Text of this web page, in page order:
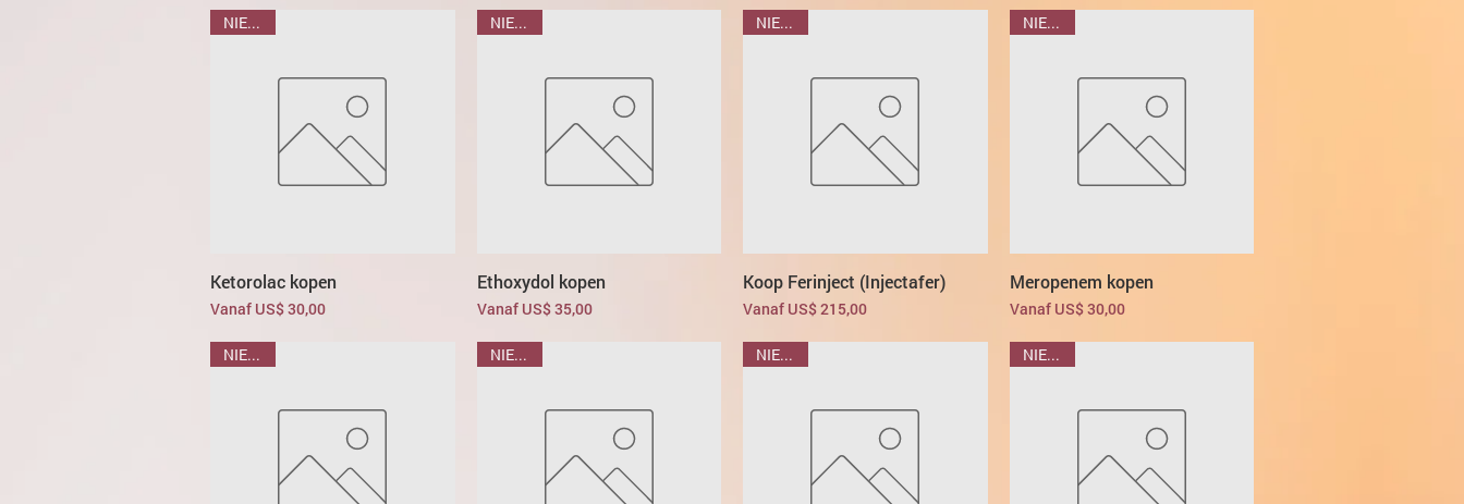
NIEUWE
Ketorolac kopen
Vanaf US$ 30,00
Verkoopprijs
NIEUWE
Ethoxydol kopen
Vanaf US$ 35,00
Verkoopprijs
NIEUWE
Koop Ferinject (Injectafer)
Vanaf US$ 215,00
Verkoopprijs
NIEUWE
Meropenem kopen
Vanaf US$ 30,00
Verkoopprijs
NIEUWE NIEUWE NIEUWE NIEUWE